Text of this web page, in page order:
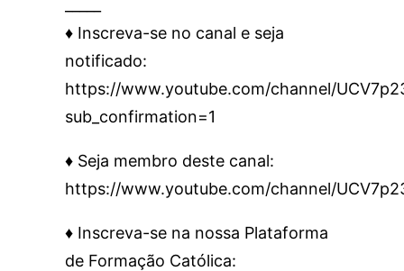
♦️ Inscreva-se no canal e seja
notificado:
https://www.youtube.com/channel/
sub_confirmation=1
♦️ Seja membro deste canal:
https://www.youtube.com/channel/
♦️ Inscreva-se na nossa Plataforma
de Formação Católica: